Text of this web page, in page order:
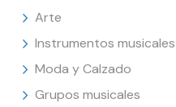
Arte
Instrumentos musicales
Moda y Calzado
Grupos musicales